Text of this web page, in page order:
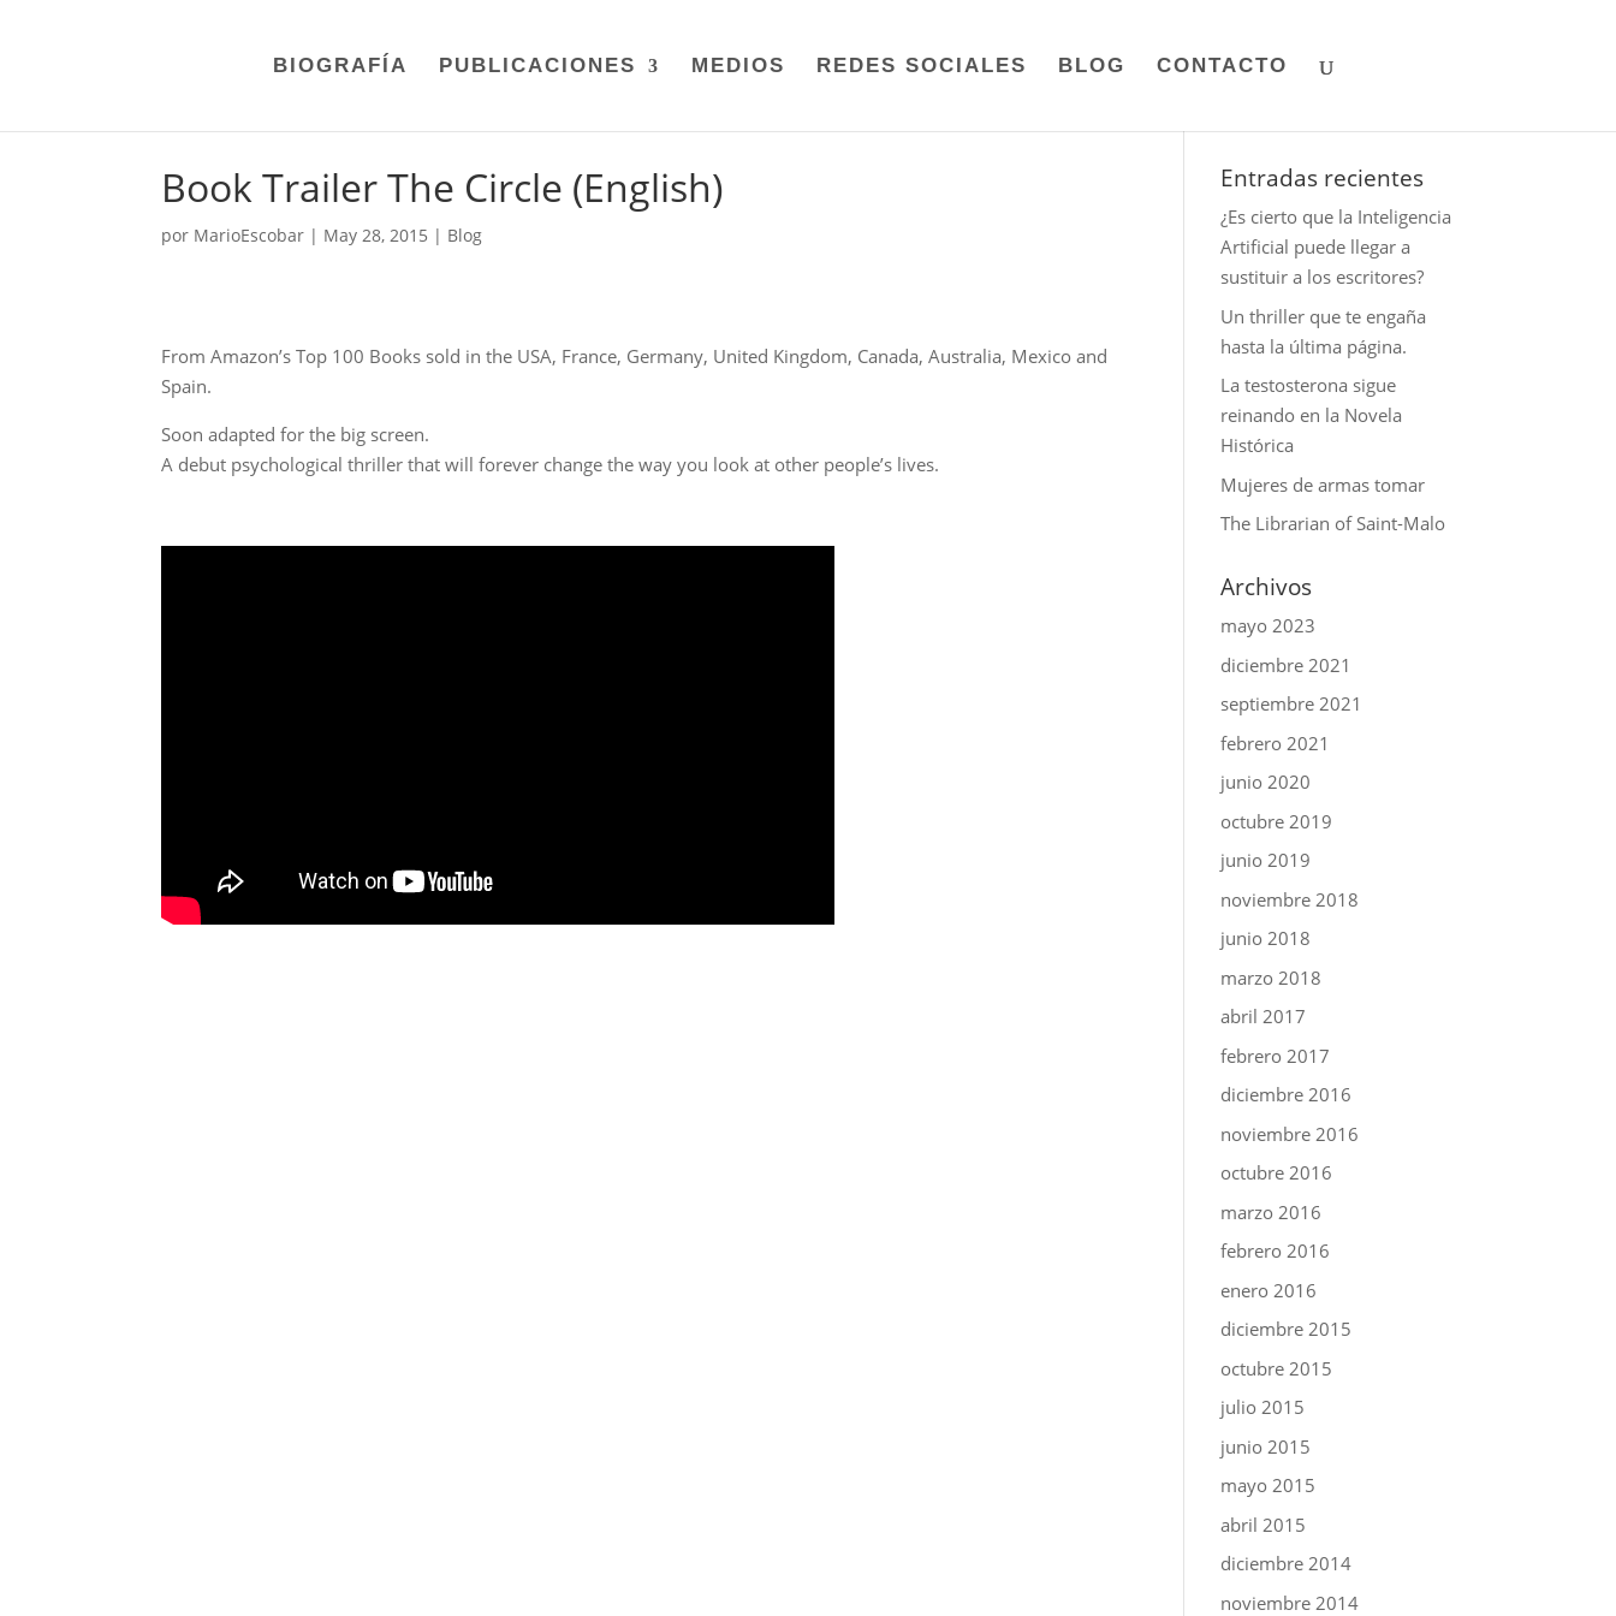
BIOGRAFÍA PUBLICACIONES MEDIOS REDES SOCIALES BLOG CONTACTO
Book Trailer The Circle (English)
por MarioEscobar | May 28, 2015 | Blog
From Amazon’s Top 100 Books sold in the USA, France, Germany, United Kingdom, Canada, Australia, Mexico and
Spain.
Soon adapted for the big screen.
A debut psychological thriller that will forever change the way you look at other people’s lives.
Entradas recientes
¿Es cierto que la Inteligencia
Artificial puede llegar a
sustituir a los escritores?
Un thriller que te engaña
hasta la última página.
La testosterona sigue
reinando en la Novela
Histórica
Mujeres de armas tomar
The Librarian of Saint-Malo
Archivos
mayo 2023
diciembre 2021
septiembre 2021
febrero 2021
junio 2020
octubre 2019
junio 2019
noviembre 2018
junio 2018
marzo 2018
abril 2017
febrero 2017
diciembre 2016
noviembre 2016
octubre 2016
marzo 2016
febrero 2016
enero 2016
diciembre 2015
octubre 2015
julio 2015
junio 2015
mayo 2015
abril 2015
diciembre 2014
noviembre 2014